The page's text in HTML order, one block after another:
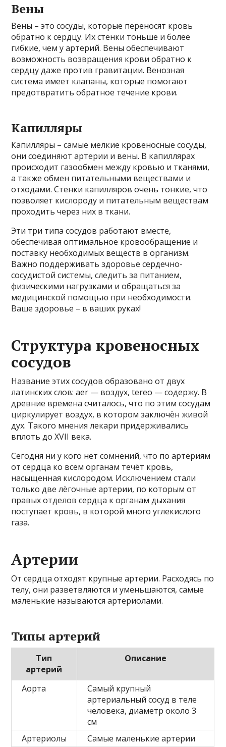
Вены
Вены – это сосуды, которые переносят кровь
обратно к сердцу. Их стенки тоньше и более
гибкие, чем у артерий. Вены обеспечивают
возможность возвращения крови обратно к
сердцу даже против гравитации. Венозная
система имеет клапаны, которые помогают
предотвратить обратное течение крови.
Капилляры
Капилляры – самые мелкие кровеносные сосуды,
они соединяют артерии и вены. В капиллярах
происходит газообмен между кровью и тканями,
а также обмен питательными веществами и
отходами. Стенки капилляров очень тонкие, что
позволяет кислороду и питательным веществам
проходить через них в ткани.
Эти три типа сосудов работают вместе,
обеспечивая оптимальное кровообращение и
поставку необходимых веществ в организм.
Важно поддерживать здоровье сердечно-
сосудистой системы, следить за питанием,
физическими нагрузками и обращаться за
медицинской помощью при необходимости.
Ваше здоровье – в ваших руках!
Структура кровеносных
сосудов
Название этих сосудов образовано от двух
латинских слов: аеr — воздух, tereo — содержу. В
древние времена считалось, что по этим сосудам
циркулирует воздух, в котором заключён живой
дух. Такого мнения лекари придерживались
вплоть до XVII века.
Сегодня ни у кого нет сомнений, что по артериям
от сердца ко всем органам течёт кровь,
насыщенная кислородом. Исключением стали
только две лёгочные артерии, по которым от
правых отделов сердца к органам дыхания
поступает кровь, в которой много углекислого
газа.
Артерии
От сердца отходят крупные артерии. Расходясь по
телу, они разветвляются и уменьшаются, самые
маленькие называются артериолами.
Типы артерий
Тип
артерий
Описание
Аорта
Самый крупный
артериальный сосуд в теле
человека, диаметр около 3
см
Артериолы
Самые маленькие артерии